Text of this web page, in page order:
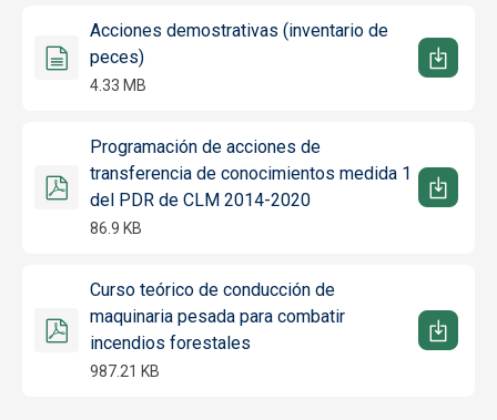
Acciones demostrativas (inventario de
peces)
4.33 MB
Programación de acciones de
transferencia de conocimientos medida 1
del PDR de CLM 2014-2020
86.9 KB
Curso teórico de conducción de
maquinaria pesada para combatir
incendios forestales
987.21 KB